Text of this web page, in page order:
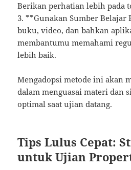
Berikan perhatian lebih pada
3. **Gunakan Sumber Belajar
buku, video, dan bahkan
membantumu memahami
lebih baik.
Mengadopsi metode ini akan
dalam menguasai materi dan
optimal saat ujian datang.
Tips Lulus Cepat:
untuk Ujian